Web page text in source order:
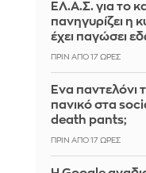
ΕΛ.Α.Σ. για το
πανηγυρίζει η
έχει παγώσει
ΠΡΙΝ ΑΠΌ 17 ΏΡΕΣ
Ένα παντελόνι
πανικό στα
death pants;
ΠΡΙΝ ΑΠΌ 17 ΏΡΕΣ